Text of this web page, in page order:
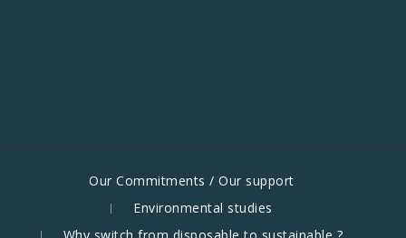
Our Commitments / Our support
Environmental studies